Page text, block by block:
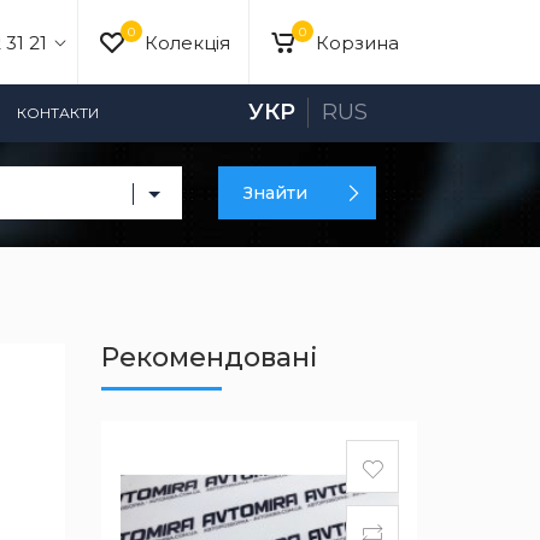
0 Корзина
21 0 Колекція
КОНТАКТИ УКР RUS
Знайти
Рекомендовані